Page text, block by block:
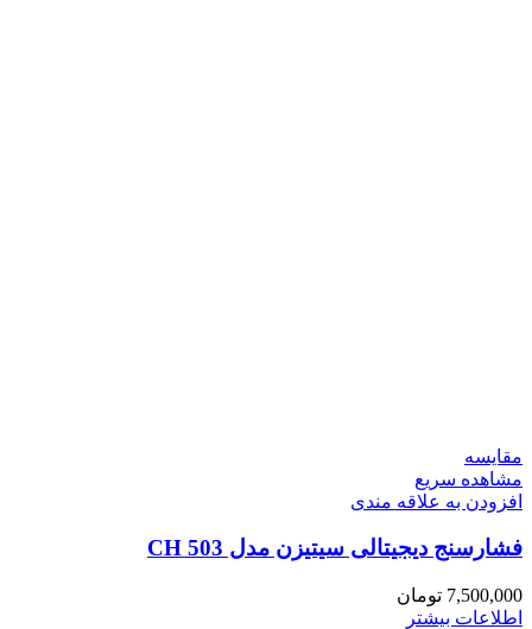
مقایسه
مشاهده سریع
افزودن به علاقه مندی
فشارسنج دیجیتالی سیتیزن مدل CH 503
7,500,000 تومان
اطلاعات بیشتر